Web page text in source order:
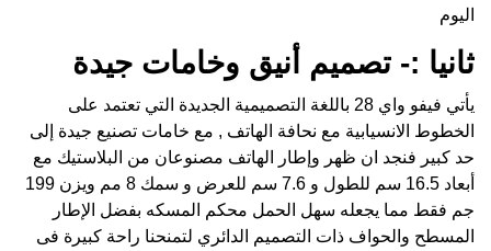
اليوم
ثانيا :- تصميم أنيق وخامات جيدة
يأتي فيفو واي 28 باللغة التصميمية الجديدة التي تعتمد على
الخطوط الانسيابية مع نحافة الهاتف , مع خامات تصنيع جيدة إلى
حد كبير فنجد ان ظهر وإطار الهاتف مصنوعان من البلاستيك مع
أبعاد 16.5 سم للطول و 7.6 سم للعرض و سمك 8 مم ويزن 199
جم فقط مما يجعله سهل الحمل محكم المسكه بفضل الإطار
المسطح والحواف ذات التصميم الدائري لتمنحنا راحة كبيرة فى